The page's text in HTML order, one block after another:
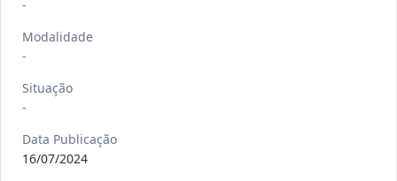
-
-
Modalidade
-
Situação
-
Data Publicação
16/07/2024